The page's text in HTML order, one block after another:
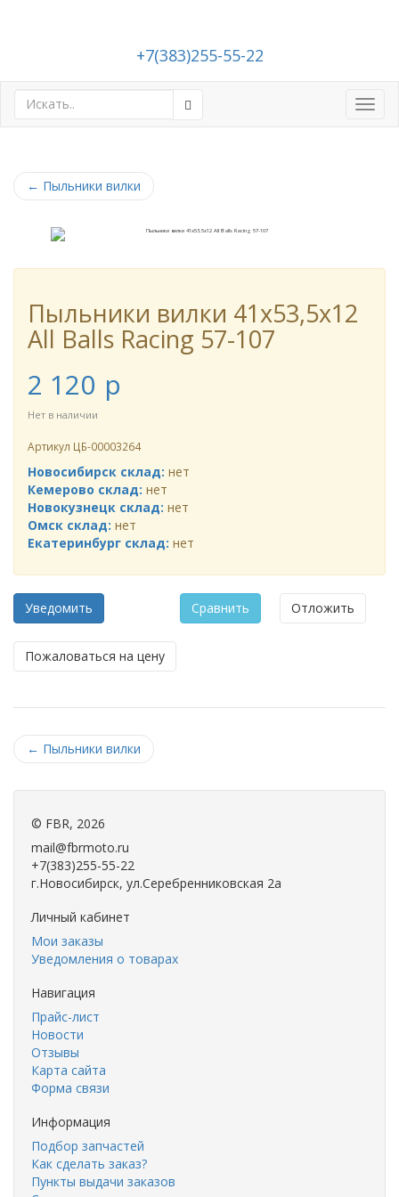
+7(383)255-55-22
← Пыльники вилки
Пыльники вилки 41x53,5x12
All Balls Racing 57-107
2 120 p
Нет в наличии
Артикул ЦБ-00003264
Новосибирск склад: нет
Кемерово склад: нет
Новокузнецк склад: нет
Омск склад: нет
Екатеринбург склад: нет
Уведомить Сравнить Отложить
Пожаловаться на цену
← Пыльники вилки
© FBR, 2026
mail@fbrmoto.ru
+7(383)255-55-22
г.Новосибирск, ул.Серебренниковская 2а
Личный кабинет
Мои заказы
Уведомления о товарах
Навигация
Прайс-лист
Новости
Отзывы
Карта сайта
Форма связи
Информация
Подбор запчастей
Как сделать заказ?
Пункты выдачи заказов